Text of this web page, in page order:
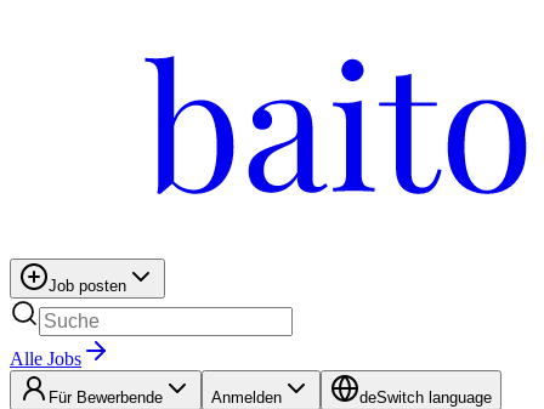
Job posten
Alle Jobs
Für Bewerbende Anmelden deSwitch language